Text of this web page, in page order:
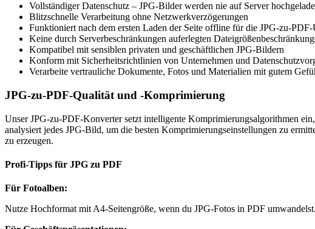
Vollständiger Datenschutz – JPG-Bilder werden nie auf Server
Blitzschnelle Verarbeitung ohne Netzwerkverzögerungen
Funktioniert nach dem ersten Laden der Seite offline für die JPG-zu-
Keine durch Serverbeschränkungen auferlegten
Kompatibel mit sensiblen privaten und geschäftlichen JPG-Bildern
Konform mit Sicherheitsrichtlinien von Unternehmen und
Verarbeite vertrauliche Dokumente, Fotos und Materialien mit gutem
JPG-zu-PDF-Qualität und -Komprimierung
Unser JPG-zu-PDF-Konverter setzt intelligente Komprimierungsalgorithmen
analysiert jedes JPG-Bild, um die besten Komprimierungseinstellungen zu
zu erzeugen.
Profi-Tipps für JPG zu PDF
Für Fotoalben:
Nutze Hochformat mit A4-Seitengröße, wenn du JPG-Fotos in PDF